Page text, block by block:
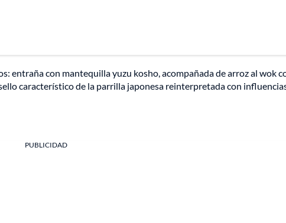
entraña con mantequilla yuzu kosho, acompañada de arroz al wok
característico de la parrilla japonesa reinterpretada con
PUBLICIDAD